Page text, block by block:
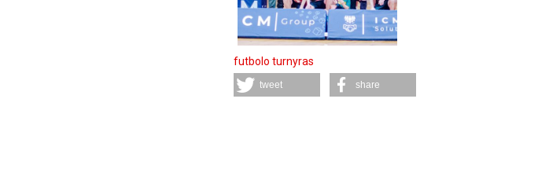
futbolo turnyras
tweet share